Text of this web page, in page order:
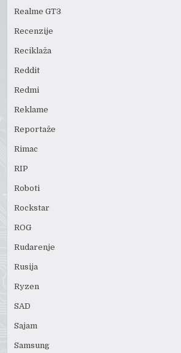
Realme GT3
Recenzije
Reciklaža
Reddit
Redmi
Reklame
Reportaže
Rimac
RIP
Roboti
Rockstar
ROG
Rudarenje
Rusija
Ryzen
SAD
Sajam
Samsung